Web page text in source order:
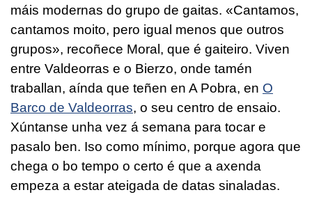
máis modernas do grupo de gaitas. «Cantamos,
cantamos moito, pero igual menos que outros
grupos», recoñece Moral, que é gaiteiro. Viven
entre Valdeorras e o Bierzo, onde tamén
traballan, aínda que teñen en A Pobra, en O
Barco de Valdeorras, o seu centro de ensaio.
Xúntanse unha vez á semana para tocar e
pasalo ben. Iso como mínimo, porque agora que
chega o bo tempo o certo é que a axenda
empeza a estar ateigada de datas sinaladas.